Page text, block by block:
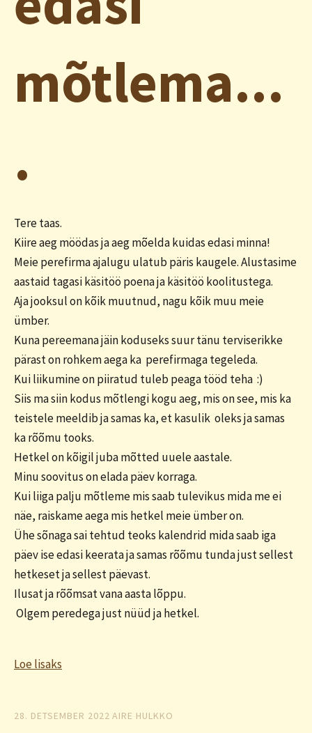
mõtlema...
.
Tere taas.
Kiire aeg möödas ja aeg mõelda kuidas edasi minna!
Meie perefirma ajalugu ulatub päris kaugele. Alustasime
aastaid tagasi käsitöö poena ja käsitöö koolitustega.
Aja jooksul on kõik muutnud, nagu kõik muu meie
ümber.
Kuna pereemana jäin koduseks suur tänu terviserikke
pärast on rohkem aega ka perefirmaga tegeleda.
Kui liikumine on piiratud tuleb peaga tööd teha :)
Siis ma siin kodus mõtlengi kogu aeg, mis on see, mis ka
teistele meeldib ja samas ka, et kasulik oleks ja samas
ka rõõmu tooks.
Hetkel on kõigil juba mõtted uuele aastale.
Minu soovitus on elada päev korraga.
Kui liiga palju mõtleme mis saab tulevikus mida me ei
näe, raiskame aega mis hetkel meie ümber on.
Ühe sõnaga sai tehtud teoks kalendrid mida saab iga
päev ise edasi keerata ja samas rõõmu tunda just sellest
hetkeset ja sellest päevast.
Ilusat ja rõõmsat vana aasta lõppu.
Olgem peredega just nüüd ja hetkel.
Loe lisaks
28. DETSEMBER 2022 AIRE HULKKO